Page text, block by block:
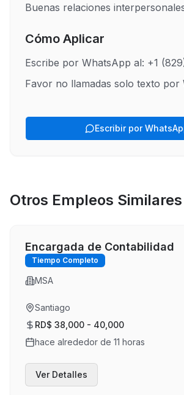
Cómo Aplicar
Escribe por WhatsApp al: +1
Favor no llamadas solo texto por
Escribir por
Otros Empleos Similares
Encargada de Contabilidad
Tiempo Completo
MSA
Santiago
RD$ 38,000 - 40,000
hace alrededor de 11 horas
Ver Detalles